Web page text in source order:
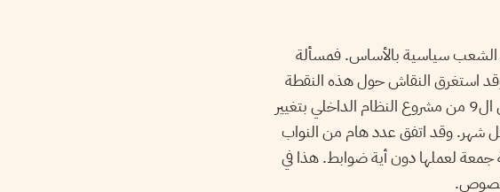
الشعب سياسية بالأساس. فمسألة
استغرق النقاش حول هذه النقطة
وقتا مطولا إذ طالب بعض النواب عن الجبهة الشعبية بضرورة تعديل الفصل ال9 من مشروع النظام الداخلي بتغيير
شهر. وقد اتفق عدد هام من النواب
لعملها دون أية ضوابط. هذا في